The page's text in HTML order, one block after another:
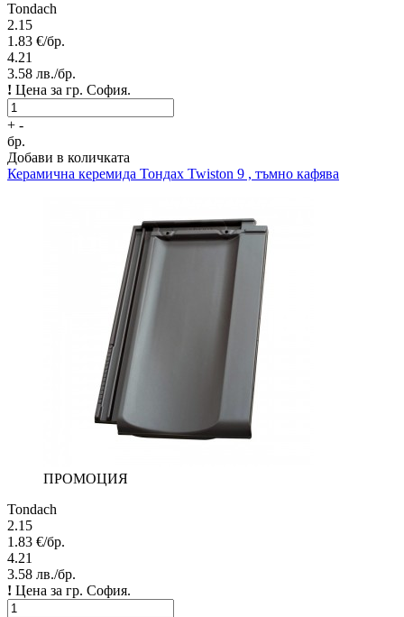
Tondach
2.15
1.83 €/бр.
4.21
3.58 лв./бр.
! Цена за гр. София.
+ -
бр.
Добави в количката
Керамична керемида Тондах Twiston 9 , тъмно кафява
ПРОМОЦИЯ
Tondach
2.15
1.83 €/бр.
4.21
3.58 лв./бр.
! Цена за гр. София.